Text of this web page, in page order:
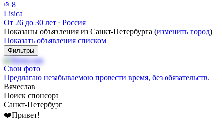
8
Lisica
От 26 до 30 лет · Россия
Показаны объявления из Санкт-Петербурга (изменить город)
Показать объявления списком
Фильтры
Свои фото
Предлагаю незабываемою провести время, без обязательств.
Вячеслав
Поиск спонсора
Санкт-Петербург
❤️Привет!